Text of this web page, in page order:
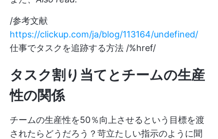
/参考文献
https://clickup.com/ja/blog/113164/undefined/
仕事でタスクを追跡する方法 /%href/
タスク割り当てとチームの生産
性の関係
チームの生産性を50％向上させるという目標を渡
されたらどうだろう？苛立たしい指示のように聞